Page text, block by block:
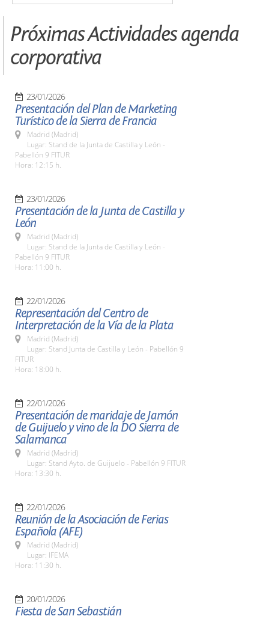
Próximas Actividades agenda
corporativa
23/01/2026
Presentación del Plan de Marketing
Turístico de la Sierra de Francia
Madrid (Madrid)
Lugar: Stand de la Junta de Castilla y León -
Pabellón 9 FITUR
Hora: 12:15 h.
23/01/2026
Presentación de la Junta de Castilla y
León
Madrid (Madrid)
Lugar: Stand de la Junta de Castilla y León -
Pabellón 9 FITUR
Hora: 11:00 h.
22/01/2026
Representación del Centro de
Interpretación de la Vía de la Plata
Madrid (Madrid)
Lugar: Stand Junta de Castilla y León - Pabellón 9
FITUR
Hora: 18:00 h.
22/01/2026
Presentación de maridaje de Jamón
de Guijuelo y vino de la DO Sierra de
Salamanca
Madrid (Madrid)
Lugar: Stand Ayto. de Guijuelo - Pabellón 9 FITUR
Hora: 13:30 h.
22/01/2026
Reunión de la Asociación de Ferias
Española (AFE)
Madrid (Madrid)
Lugar: IFEMA
Hora: 11:30 h.
20/01/2026
Fiesta de San Sebastián